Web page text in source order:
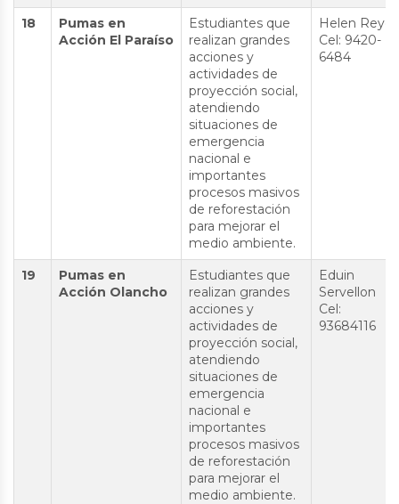
18
Pumas en
Acción El Paraíso
Estudiantes que
realizan grandes
acciones y
actividades de
proyección social,
atendiendo
situaciones de
emergencia
nacional e
importantes
procesos masivos
de reforestación
para mejorar el
medio ambiente.
Helen Reyes
Cel: 9420-
6484
19
Pumas en
Acción Olancho
Estudiantes que
realizan grandes
acciones y
actividades de
proyección social,
atendiendo
situaciones de
emergencia
nacional e
importantes
procesos masivos
de reforestación
para mejorar el
medio ambiente.
Eduin
Servellon
Cel:
93684116